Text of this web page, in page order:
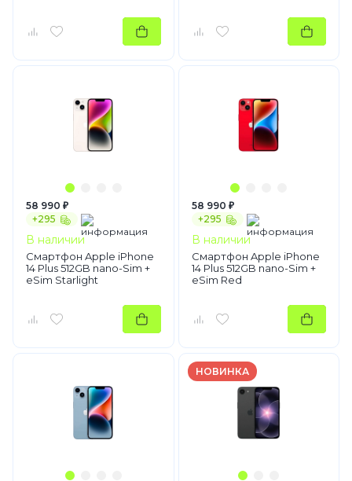
58 990 ₽
+295
В наличии
Смартфон Apple iPhone
14 Plus 512GB nano-Sim +
eSim Starlight
58 990 ₽
+295
В наличии
Смартфон Apple iPhone
14 Plus 512GB nano-Sim +
eSim Red
НОВИНКА